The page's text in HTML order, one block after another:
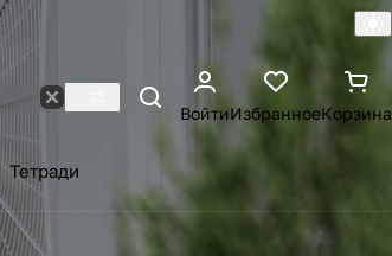
ВойтиИзбранноеКорзина
Тетради